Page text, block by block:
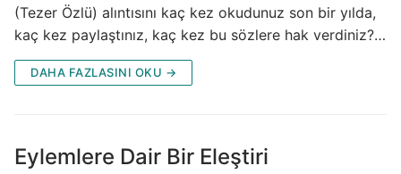
(Tezer Özlü) alıntısını kaç kez okudunuz son bir yılda,
kaç kez paylaştınız, kaç kez bu sözlere hak verdiniz?…
DAHA FAZLASINI OKU →
Eylemlere Dair Bir Eleştiri